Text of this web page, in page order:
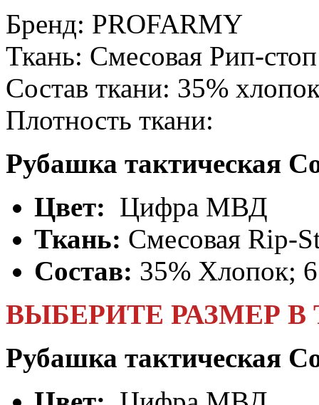
Бренд: PROFARMY
Ткань: Смесовая Рип-стоп
Состав ткани: 35%
Плотность ткани:
Рубашка тактическая
Цвет: Цифра МВД
Ткань: Смесовая Rip-
Состав: 35% Хлопок;
ВЫБЕРИТЕ РАЗМЕР В
Рубашка тактическая